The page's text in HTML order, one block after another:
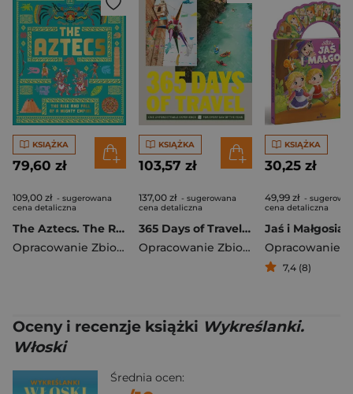
KSIĄŻKA
79,60 zł
109,00 zł - sugerowana
cena detaliczna
The Aztecs. The Rise and Fall of a Mighty Empire
Opracowanie Zbiorowe
KSIĄŻKA
103,57 zł
137,00 zł - sugerowana
cena detaliczna
365 Days of Travel. Lonely Planet
Opracowanie Zbiorowe
KSIĄŻKA
30,25 zł
49,99 zł -
cena detaliczna
Jaś i Małgosia
7,4 (8)
Oceny i recenzje książki Wykreślanki.
Włoski
Średnia ocen: